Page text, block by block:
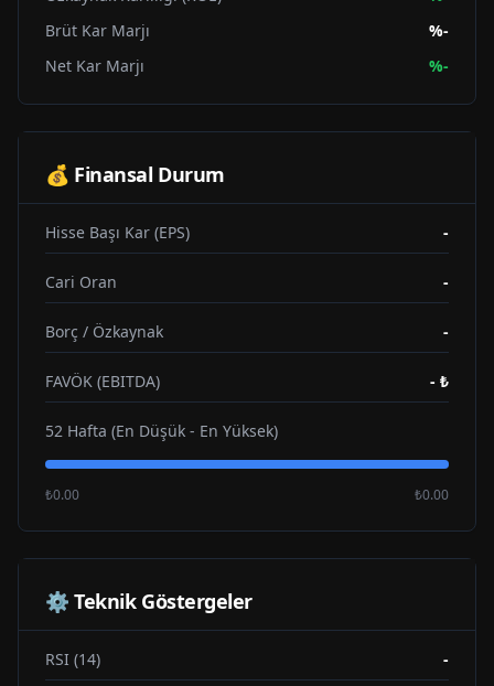
Brüt Kar Marjı
%-
Net Kar Marjı
%-
💰 Finansal Durum
Hisse Başı Kar (EPS) -
Cari Oran -
Borç / Özkaynak -
FAVÖK (EBITDA) - ₺
52 Hafta (En Düşük - En Yüksek)
₺0.00 ₺0.00
⚙️ Teknik Göstergeler
RSI (14) -